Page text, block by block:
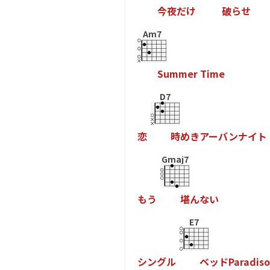
今夜だけ 破らせ
Am7
Summer Time
恋
D7
時めきアーバンナイ ト
もう
Gmaj7
堪んない
シングル
E7
ベッ ドParadiso